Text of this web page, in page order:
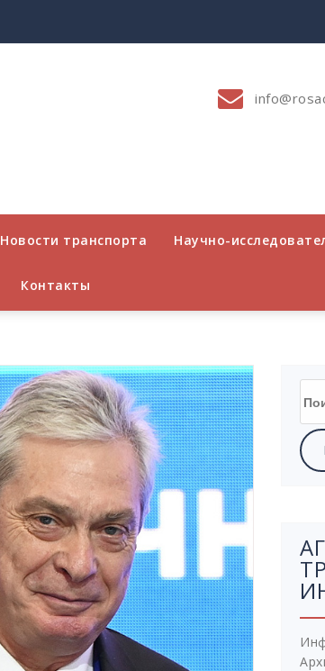
Новости транспорта Научно-
Контакты